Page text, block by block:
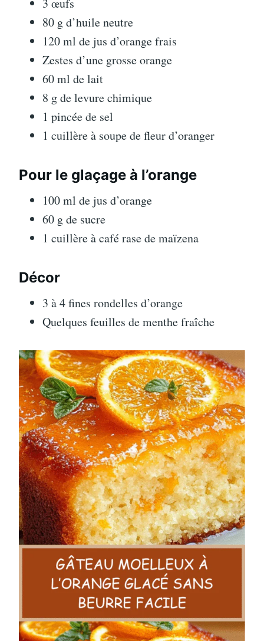
3 œufs
80 g d’huile neutre
120 ml de jus d’orange frais
Zestes d’une grosse orange
60 ml de lait
8 g de levure chimique
1 pincée de sel
1 cuillère à soupe de fleur d’oranger
Pour le glaçage à l’orange
100 ml de jus d’orange
60 g de sucre
1 cuillère à café rase de maïzena
Décor
3 à 4 fines rondelles d’orange
Quelques feuilles de menthe fraîche